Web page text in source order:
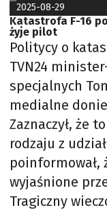
2025-08-29
Katastrofa F-16
żyje pilot
Politycy o
TVN24
specjalnych
medialne
Zaznaczył, że
rodzaju z
poinformował,
wyjaśnione
Tragiczny